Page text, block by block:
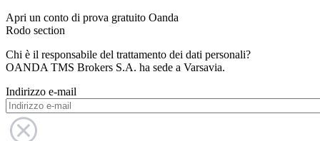
Apri un conto di prova gratuito Oanda
Rodo section
Chi è il responsabile del trattamento dei dati personali?
OANDA TMS Brokers S.A. ha sede a Varsavia.
Indirizzo e-mail